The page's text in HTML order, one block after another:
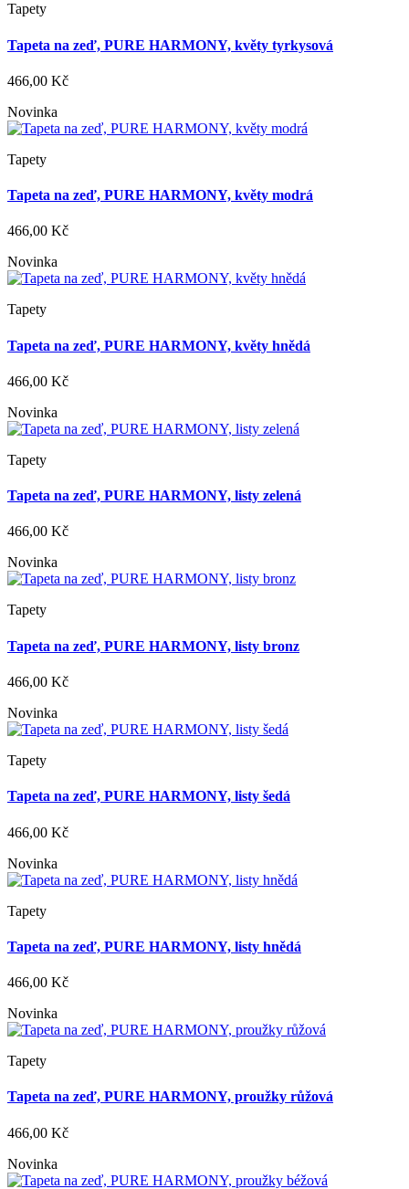
Tapety
Tapeta na zeď, PURE HARMONY, květy tyrkysová
466,00 Kč
Novinka
Tapety
Tapeta na zeď, PURE HARMONY, květy modrá
466,00 Kč
Novinka
Tapety
Tapeta na zeď, PURE HARMONY, květy hnědá
466,00 Kč
Novinka
Tapety
Tapeta na zeď, PURE HARMONY, listy zelená
466,00 Kč
Novinka
Tapety
Tapeta na zeď, PURE HARMONY, listy bronz
466,00 Kč
Novinka
Tapety
Tapeta na zeď, PURE HARMONY, listy šedá
466,00 Kč
Novinka
Tapety
Tapeta na zeď, PURE HARMONY, listy hnědá
466,00 Kč
Novinka
Tapety
Tapeta na zeď, PURE HARMONY, proužky růžová
466,00 Kč
Novinka